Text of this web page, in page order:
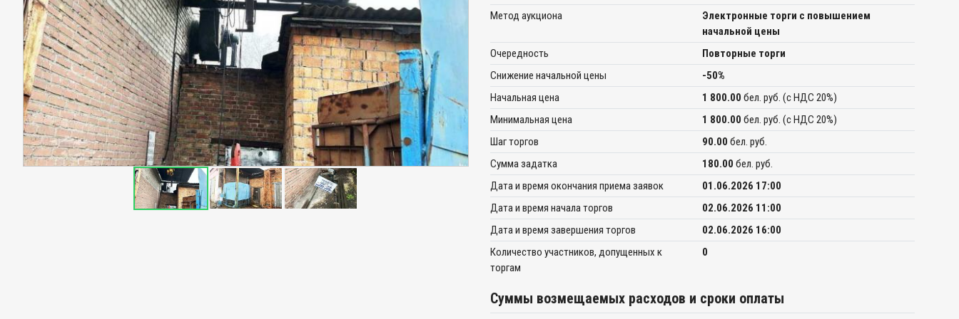
Метод аукциона
Электронные торги с повышением
начальной цены
Очередность
Повторные торги
Снижение начальной цены
-50%
Начальная цена
1 800.00 бел. руб. (c НДС 20%)
Минимальная цена
1 800.00 бел. руб. (c НДС 20%)
Шаг торгов
90.00 бел. руб.
Сумма задатка
180.00 бел. руб.
Дата и время окончания приема заявок
01.06.2026 17:00
Дата и время начала торгов
02.06.2026 11:00
Дата и время завершения торгов
02.06.2026 16:00
Количество участников, допущенных к
торгам
0
Суммы возмещаемых расходов и сроки оплаты